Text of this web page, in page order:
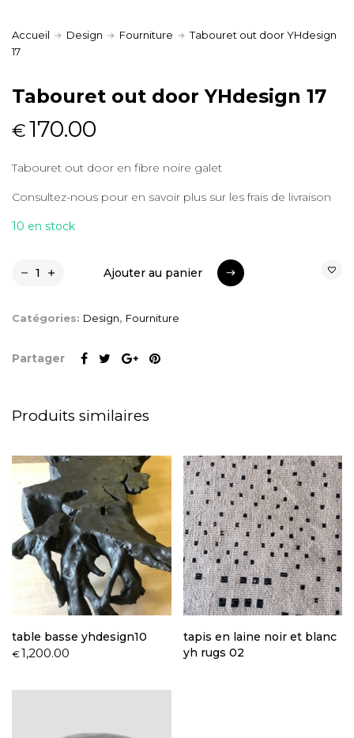
Accueil Design Fourniture
Tabouret out door YHdesign
17
Tabouret out door YHdesign 17
€170.00
Tabouret out door en fibre noire galet
Consultez-nous pour en savoir plus sur les frais de livraison
10 en stock
Ajouter au panier
Catégories: Design, Fourniture
Partager
Produits similaires
table basse yhdesign10
€1,200.00
tapis en laine noir et blanc
yh rugs 02